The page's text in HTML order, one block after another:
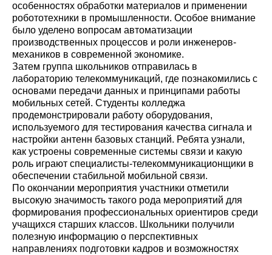
особенностях обработки материалов и применении
робототехники в промышленности. Особое внимание
было уделено вопросам автоматизации
производственных процессов и роли инженеров-
механиков в современной экономике.
Затем группа школьников отправилась в
лабораторию телекоммуникаций, где познакомились с
основами передачи данных и принципами работы
мобильных сетей. Студенты колледжа
продемонстрировали работу оборудования,
используемого для тестирования качества сигнала и
настройки антенн базовых станций. Ребята узнали,
как устроены современные системы связи и какую
роль играют специалисты-телекоммуникационщики в
обеспечении стабильной мобильной связи.
По окончании мероприятия участники отметили
высокую значимость такого рода мероприятий для
формирования профессиональных ориентиров среди
учащихся старших классов. Школьники получили
полезную информацию о перспективных
направлениях подготовки кадров и возможностях